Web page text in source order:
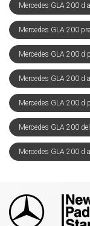
Mercedes GLA 200 d
Mercedes GLA 200
Mercedes GLA 200 d
Mercedes GLA 200 d
Mercedes GLA 200 d
Mercedes GLA 200
Mercedes GLA 200